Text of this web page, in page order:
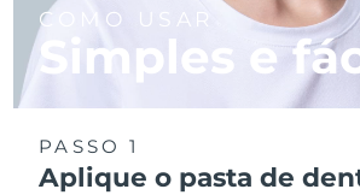
COMO USAR
Simples e
PASSO 1
Aplique o pasta de